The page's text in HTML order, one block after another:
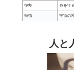
役割 身を守
特徴 宇宙の
人と